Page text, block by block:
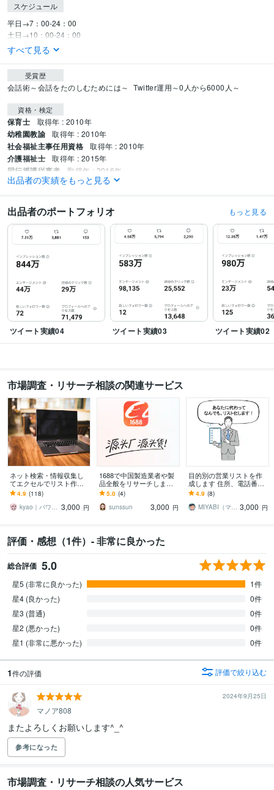
スケジュール
平日→7：00-24：00
土日→10：00-24：00
すべて見る
受賞歴
会話術～会話をたのしむためには～ Twitter運用～0人から6000人～
資格・検定
保育士 取得年 : 2010年
幼稚園教諭 取得年 : 2010年
社会福祉主事任用資格 取得年 : 2010年
介護福祉士 取得年 : 2015年
同行援護従事者 取得年 : 2016年
行動援護従事者 取得年 : 2016年
得意分野
集客・マーケティング相談 Twitter運用代行 Twitter運用コンサル
SNS フリーランス
出品者の実績をもっと見る
出品者のポートフォリオ もっと見る
ツイート実績04 ツイート実績03 ツイート実績02
市場調査・リサーチ相談の関連サービス
ネット検索・情報収集し
てエクセルでリスト作成
します 柔軟にご対応！営
業に役立つ必要事項を見
やすくリスト化
4.9 (118)
kyao｜パワポ＋Canvaデザイナー 3,000 円
1688で中国製造業者や製
品全般をリサーチします
ご要望にに応じて調査を
行います。
5.0 (4)
sunssun
3,000 円
目的別の営業リストを作
成します 住所、電話番
号、メールアドレス、UR
Lなどの情報をリスト化
4.9 (8)
MIYABI（マーケッター） 3,000 円
評価・感想（1件）- 非常に良かった
総合評価 5.0
星5 (非常に良かった)
1件
星4 (良かった)
0件
星3 (普通)
0件
星2 (悪かった)
0件
星1 (非常に悪かった)
0件
1件の評価 評価で絞り込む
2024年9月25日
マノア808
またよろしくお願いします^_^
参考になった
市場調査・リサーチ相談の人気サービス